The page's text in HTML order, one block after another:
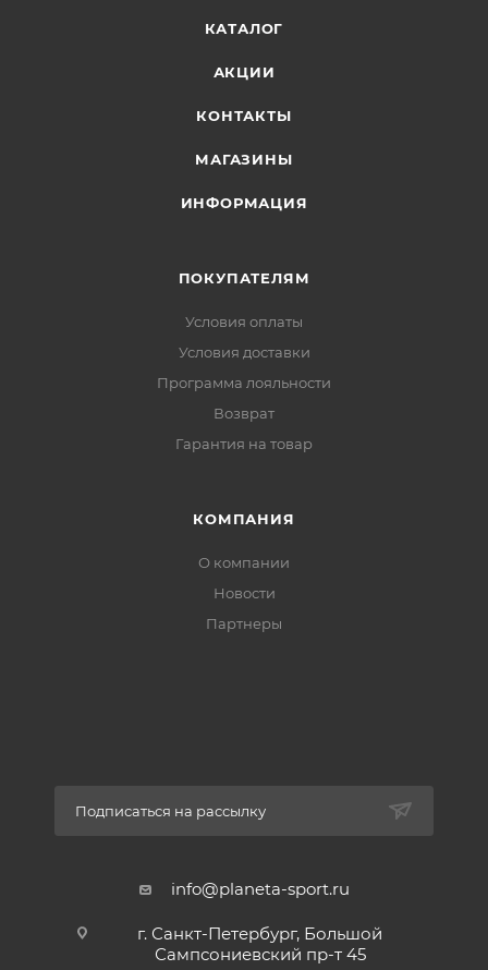
КАТАЛОГ
АКЦИИ
КОНТАКТЫ
МАГАЗИНЫ
ИНФОРМАЦИЯ
ПОКУПАТЕЛЯМ
Условия оплаты
Условия доставки
Программа лояльности
Возврат
Гарантия на товар
КОМПАНИЯ
О компании
Новости
Партнеры
Подписаться на рассылку
info@planeta-sport.ru
г. Санкт-Петербург, Большой
Сампсониевский пр-т 45